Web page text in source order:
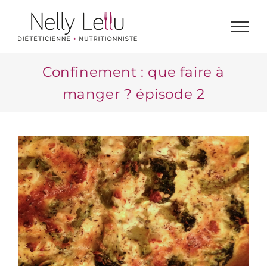
contenu
Confinement : que faire à
manger ? épisode 2